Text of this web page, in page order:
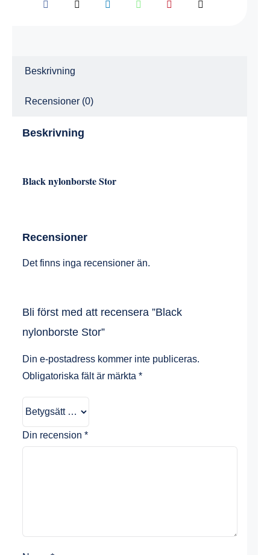
Beskrivning
Recensioner (0)
Beskrivning
Black nylonborste Stor
Recensioner
Det finns inga recensioner än.
Bli först med att recensera ”Black
nylonborste Stor”
Din e-postadress kommer inte publiceras.
Obligatoriska fält är märkta *
Din recension *